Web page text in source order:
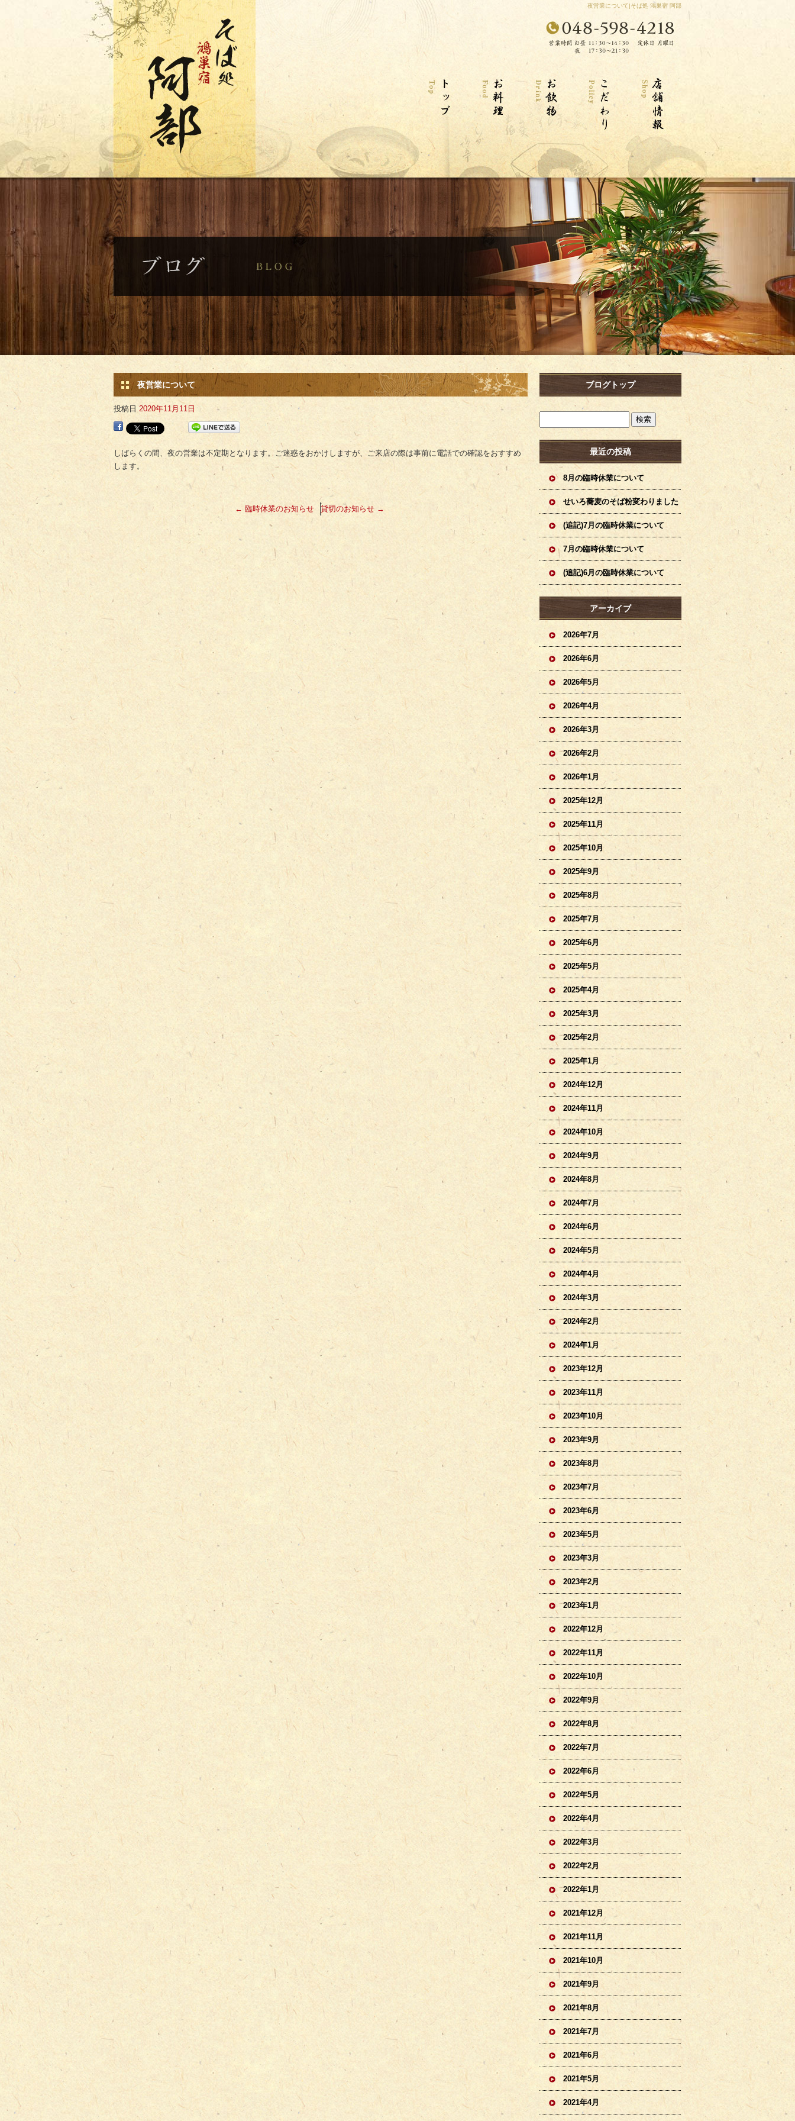
夜営業について|そば処 鴻巣宿 阿部
夜営業について
投稿日 2020年11月11日
しばらくの間、夜の営業は不定期となります。ご迷惑をおかけしますが、ご来店の際は事前に電話での確認をおすすめ
します。
← 臨時休業のお知らせ 貸切のお知らせ →
ブログトップ
最近の投稿
8月の臨時休業について
せいろ蕎麦のそば粉変わりました
(追記)7月の臨時休業について
7月の臨時休業について
(追記)6月の臨時休業について
アーカイブ
2026年7月
2026年6月
2026年5月
2026年4月
2026年3月
2026年2月
2026年1月
2025年12月
2025年11月
2025年10月
2025年9月
2025年8月
2025年7月
2025年6月
2025年5月
2025年4月
2025年3月
2025年2月
2025年1月
2024年12月
2024年11月
2024年10月
2024年9月
2024年8月
2024年7月
2024年6月
2024年5月
2024年4月
2024年3月
2024年2月
2024年1月
2023年12月
2023年11月
2023年10月
2023年9月
2023年8月
2023年7月
2023年6月
2023年5月
2023年3月
2023年2月
2023年1月
2022年12月
2022年11月
2022年10月
2022年9月
2022年8月
2022年7月
2022年6月
2022年5月
2022年4月
2022年3月
2022年2月
2022年1月
2021年12月
2021年11月
2021年10月
2021年9月
2021年8月
2021年7月
2021年6月
2021年5月
2021年4月